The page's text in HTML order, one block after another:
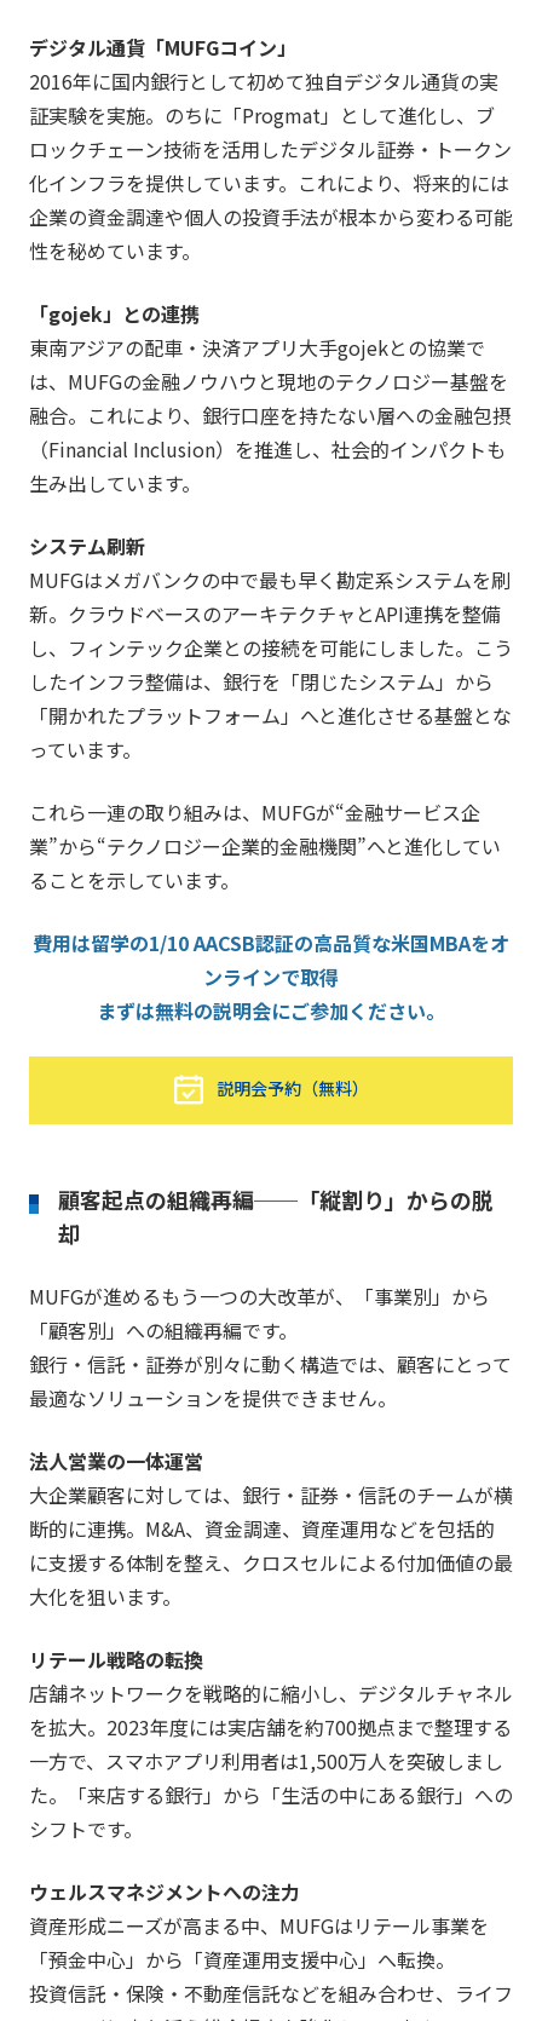
デジタル通貨「MUFGコイン」
2016年に国内銀行として初めて独自デジタル通貨の実
証実験を実施。のちに「Progmat」として進化し、ブ
ロックチェーン技術を活用したデジタル証券・トークン
化インフラを提供しています。これにより、将来的には
企業の資金調達や個人の投資手法が根本から変わる可能
性を秘めています。
「gojek」との連携
東南アジアの配車・決済アプリ大手gojekとの協業で
は、MUFGの金融ノウハウと現地のテクノロジー基盤を
融合。これにより、銀行口座を持たない層への金融包摂
（Financial Inclusion）を推進し、社会的インパクトも
生み出しています。
システム刷新
MUFGはメガバンクの中で最も早く勘定系システムを刷
新。クラウドベースのアーキテクチャとAPI連携を整備
し、フィンテック企業との接続を可能にしました。こう
したインフラ整備は、銀行を「閉じたシステム」から
「開かれたプラットフォーム」へと進化させる基盤とな
っています。
これら一連の取り組みは、MUFGが“金融サービス企
業”から“テクノロジー企業的金融機関”へと進化してい
ることを示しています。
費用は留学の1/10 AACSB認証の高品質な米国MBAをオ
ンラインで取得
まずは無料の説明会にご参加ください。
説明会予約（無料）
顧客起点の組織再編──「縦割り」からの脱
却
MUFGが進めるもう一つの大改革が、「事業別」から
「顧客別」への組織再編です。
銀行・信託・証券が別々に動く構造では、顧客にとって
最適なソリューションを提供できません。
法人営業の一体運営
大企業顧客に対しては、銀行・証券・信託のチームが横
断的に連携。M&A、資金調達、資産運用などを包括的
に支援する体制を整え、クロスセルによる付加価値の最
大化を狙います。
リテール戦略の転換
店舗ネットワークを戦略的に縮小し、デジタルチャネル
を拡大。2023年度には実店舗を約700拠点まで整理する
一方で、スマホアプリ利用者は1,500万人を突破しまし
た。「来店する銀行」から「生活の中にある銀行」への
シフトです。
ウェルスマネジメントへの注力
資産形成ニーズが高まる中、MUFGはリテール事業を
「預金中心」から「資産運用支援中心」へ転換。
投資信託・保険・不動産信託などを組み合わせ、ライフ